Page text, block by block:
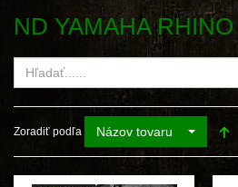
ND YAMAHA RHINO
Zoradiť podľa Názov tovaru